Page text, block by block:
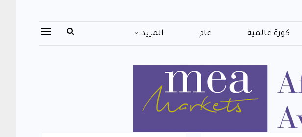
كورة عالمية عام المزيد